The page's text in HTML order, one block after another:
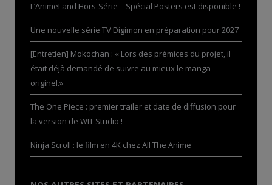
L’AnimeLand Hors-Série – Spécial Posters est disponible !
Une nouvelle série TV Digimon en préparation pour 2027
[Entretien] Mokochan : « Lors des prémices du projet, il
était déjà demandé de suivre au mieux le manga
originel.»
The One Piece : premier trailer et date de diffusion pour
la version de WIT Studio !
Ninja Scroll : le film en 4K chez All The Anime